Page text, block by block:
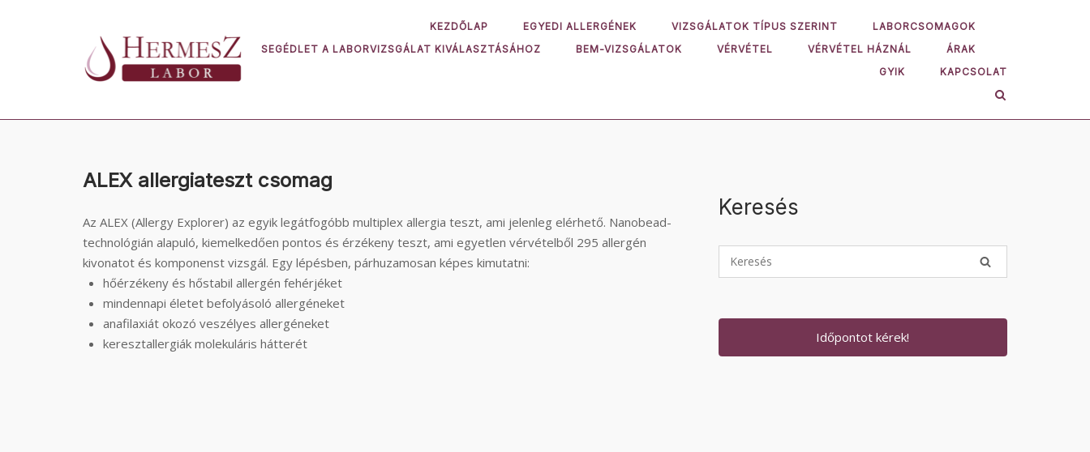
KEZDŐLAP EGYEDI ALLERGÉNEK VIZSGÁLATOK TÍPUS SZERINT
LABORCSOMAGOK
SEGÉDLET A LABORVIZSGÁLAT KIVÁLASZTÁSÁHOZ
BEM-VIZSGÁLATOK VÉRVÉTEL VÉRVÉTEL HÁZNÁL
ÁRAK
GYIK
KAPCSOLAT
ALEX allergiateszt csomag
Az ALEX (Allergy Explorer) az egyik legátfogóbb multiplex allergia teszt, ami jelenleg elérhető. Nanobead-
technológián alapuló, kiemelkedően pontos és érzékeny teszt, ami egyetlen vérvételből 295 allergén
kivonatot és komponenst vizsgál. Egy lépésben, párhuzamosan képes kimutatni:
hőérzékeny és hőstabil allergén fehérjéket
mindennapi életet befolyásoló allergéneket
anafilaxiát okozó veszélyes allergéneket
keresztallergiák molekuláris hátterét
Keresés
Időpontot kérek!